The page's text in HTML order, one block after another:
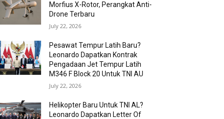
Morfius X-Rotor, Perangkat Anti-
Drone Terbaru
July 22, 2026
Pesawat Tempur Latih Baru?
Leonardo Dapatkan Kontrak
Pengadaan Jet Tempur Latih
M346 F Block 20 Untuk TNI AU
July 22, 2026
Helikopter Baru Untuk TNI AL?
Leonardo Dapatkan Letter Of